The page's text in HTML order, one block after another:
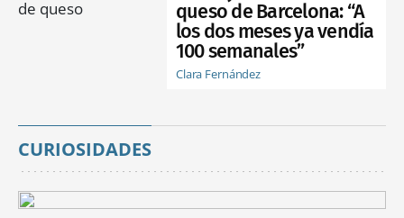
queso de Barcelona: “A
los dos meses ya vendía
100 semanales”
Clara Fernández
CURIOSIDADES